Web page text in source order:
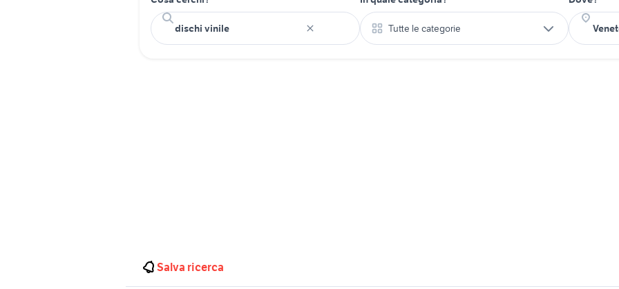
Tutte le categorie
Salva ricerca